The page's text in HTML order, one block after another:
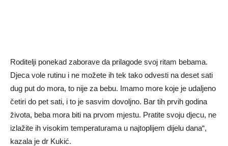
Roditelјi ponekad zaborave da prilagode svoj ritam bebama.
Djeca vole rutinu i ne možete ih tek tako odvesti na deset sati
dug put do mora, to nije za bebu. Imamo more koje je udalјeno
četiri do pet sati, i to je sasvim dovolјno. Bar tih prvih godina
života, beba mora biti na prvom mjestu. Pratite svoju djecu, ne
izlažite ih visokim temperaturama u najtoplijem dijelu dana“,
kazala je dr Kukić.